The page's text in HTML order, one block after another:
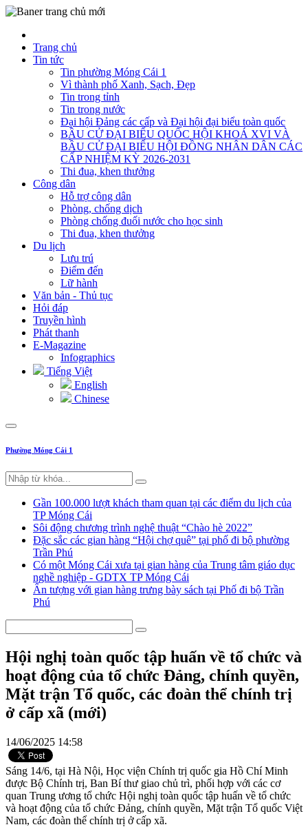
Trang chủ
Tin tức
Tin phường Móng Cái 1
Vì thành phố Xanh, Sạch, Đẹp
Tin trong tỉnh
Tin trong nước
Đại hội Đảng các cấp và Đại hội đại biểu toàn quốc
BẦU CỬ ĐẠI BIỂU QUỐC HỘI KHOÁ XVI VÀ
BẦU CỬ ĐẠI BIỂU HỘI ĐỒNG NHÂN DÂN CÁC
CẤP NHIỆM KỲ 2026-2031
Thi đua, khen thưởng
Công dân
Hỗ trợ công dân
Phòng, chống dịch
Phòng chống đuối nước cho học sinh
Thi đua, khen thưởng
Du lịch
Lưu trú
Điểm đến
Lữ hành
Văn bản - Thủ tục
Hỏi đáp
Truyền hình
Phát thanh
E-Magazine
Infographics
Tiếng Việt
English
Chinese
Phường Móng Cái 1
Gần 100.000 lượt khách tham quan tại các điểm du lịch của
TP Móng Cái
Sôi động chương trình nghệ thuật “Chào hè 2022”
Đặc sắc các gian hàng “Hội chợ quê” tại phố đi bộ phường
Trần Phú
Có một Móng Cái xưa tại gian hàng của Trung tâm giáo dục
nghề nghiệp - GDTX TP Móng Cái
Ấn tượng với gian hàng trưng bày sách tại Phố đi bộ Trần
Phú
Hội nghị toàn quốc tập huấn về tổ chức và
hoạt động của tổ chức Đảng, chính quyền,
Mặt trận Tổ quốc, các đoàn thể chính trị
ở cấp xã (mới)
14/06/2025 14:58
Sáng 14/6, tại Hà Nội, Học viện Chính trị quốc gia Hồ Chí Minh
được Bộ Chính trị, Ban Bí thư giao chủ trì, phối hợp với các cơ
quan Trung ương tổ chức Hội nghị toàn quốc tập huấn về tổ chức
và hoạt động của tổ chức Đảng, chính quyền, Mặt trận Tổ quốc Việt
Nam, các đoàn thể chính trị ở cấp xã.